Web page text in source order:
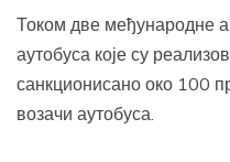
Током две међународне
аутобуса које су
санкционисано око 100
возачи аутобуса.